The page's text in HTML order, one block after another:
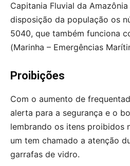
Capitania Fluvial da
disposição da população os
5040, que também funciona
(Marinha – Emergências
Proibições
Com o aumento de
alerta para a segurança e o
lembrando os itens proibidos
um tem chamado a atenção
garrafas de vidro.